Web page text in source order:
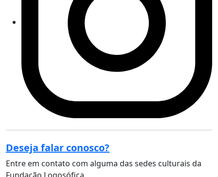
Deseja falar conosco?
Entre em contato com alguma das sedes culturais da